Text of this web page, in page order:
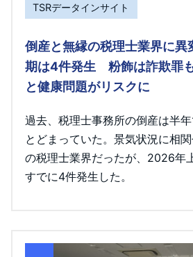
TSRデータインサイト
倒産と無縁の税理士業界に
期は4件発生 粉飾は詐欺罪
と健康問題がリスクに
過去、税理士事務所の倒産は半
とどまっていた。景気状況に相
の税理士業界だったが、2026年
すでに4件発生した。